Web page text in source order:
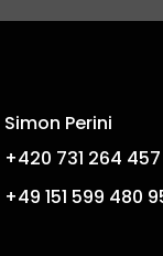
Simon Perini
+420 731 264 457
+49 151 599 480